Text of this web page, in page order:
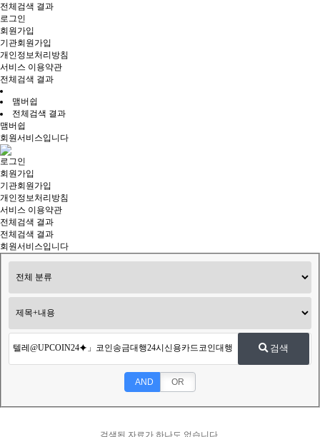
전체검색 결과
로그인
회원가입
기관회원가입
개인정보처리방침
서비스 이용약관
전체검색 결과
맴버쉽
전체검색 결과
맴버쉽
회원서비스입니다
로그인
회원가입
기관회원가입
개인정보처리방침
서비스 이용약관
전체검색 결과
전체검색 결과
회원서비스입니다
검색
AND OR
검색된 자료가 하나도 없습니다.